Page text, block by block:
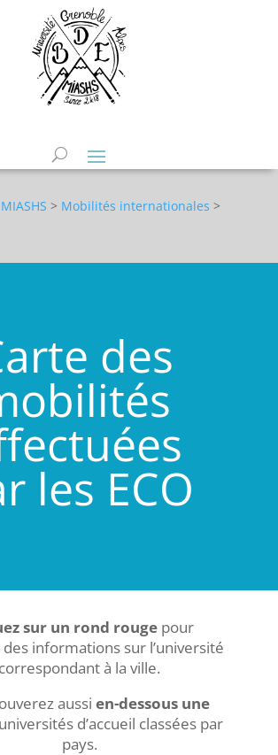
> Mobilités internationales >
des
les ECO
sur un rond rouge pour
informations sur l’université
correspondant à la ville.
aussi en-dessous une
d’accueil classées par
pays.